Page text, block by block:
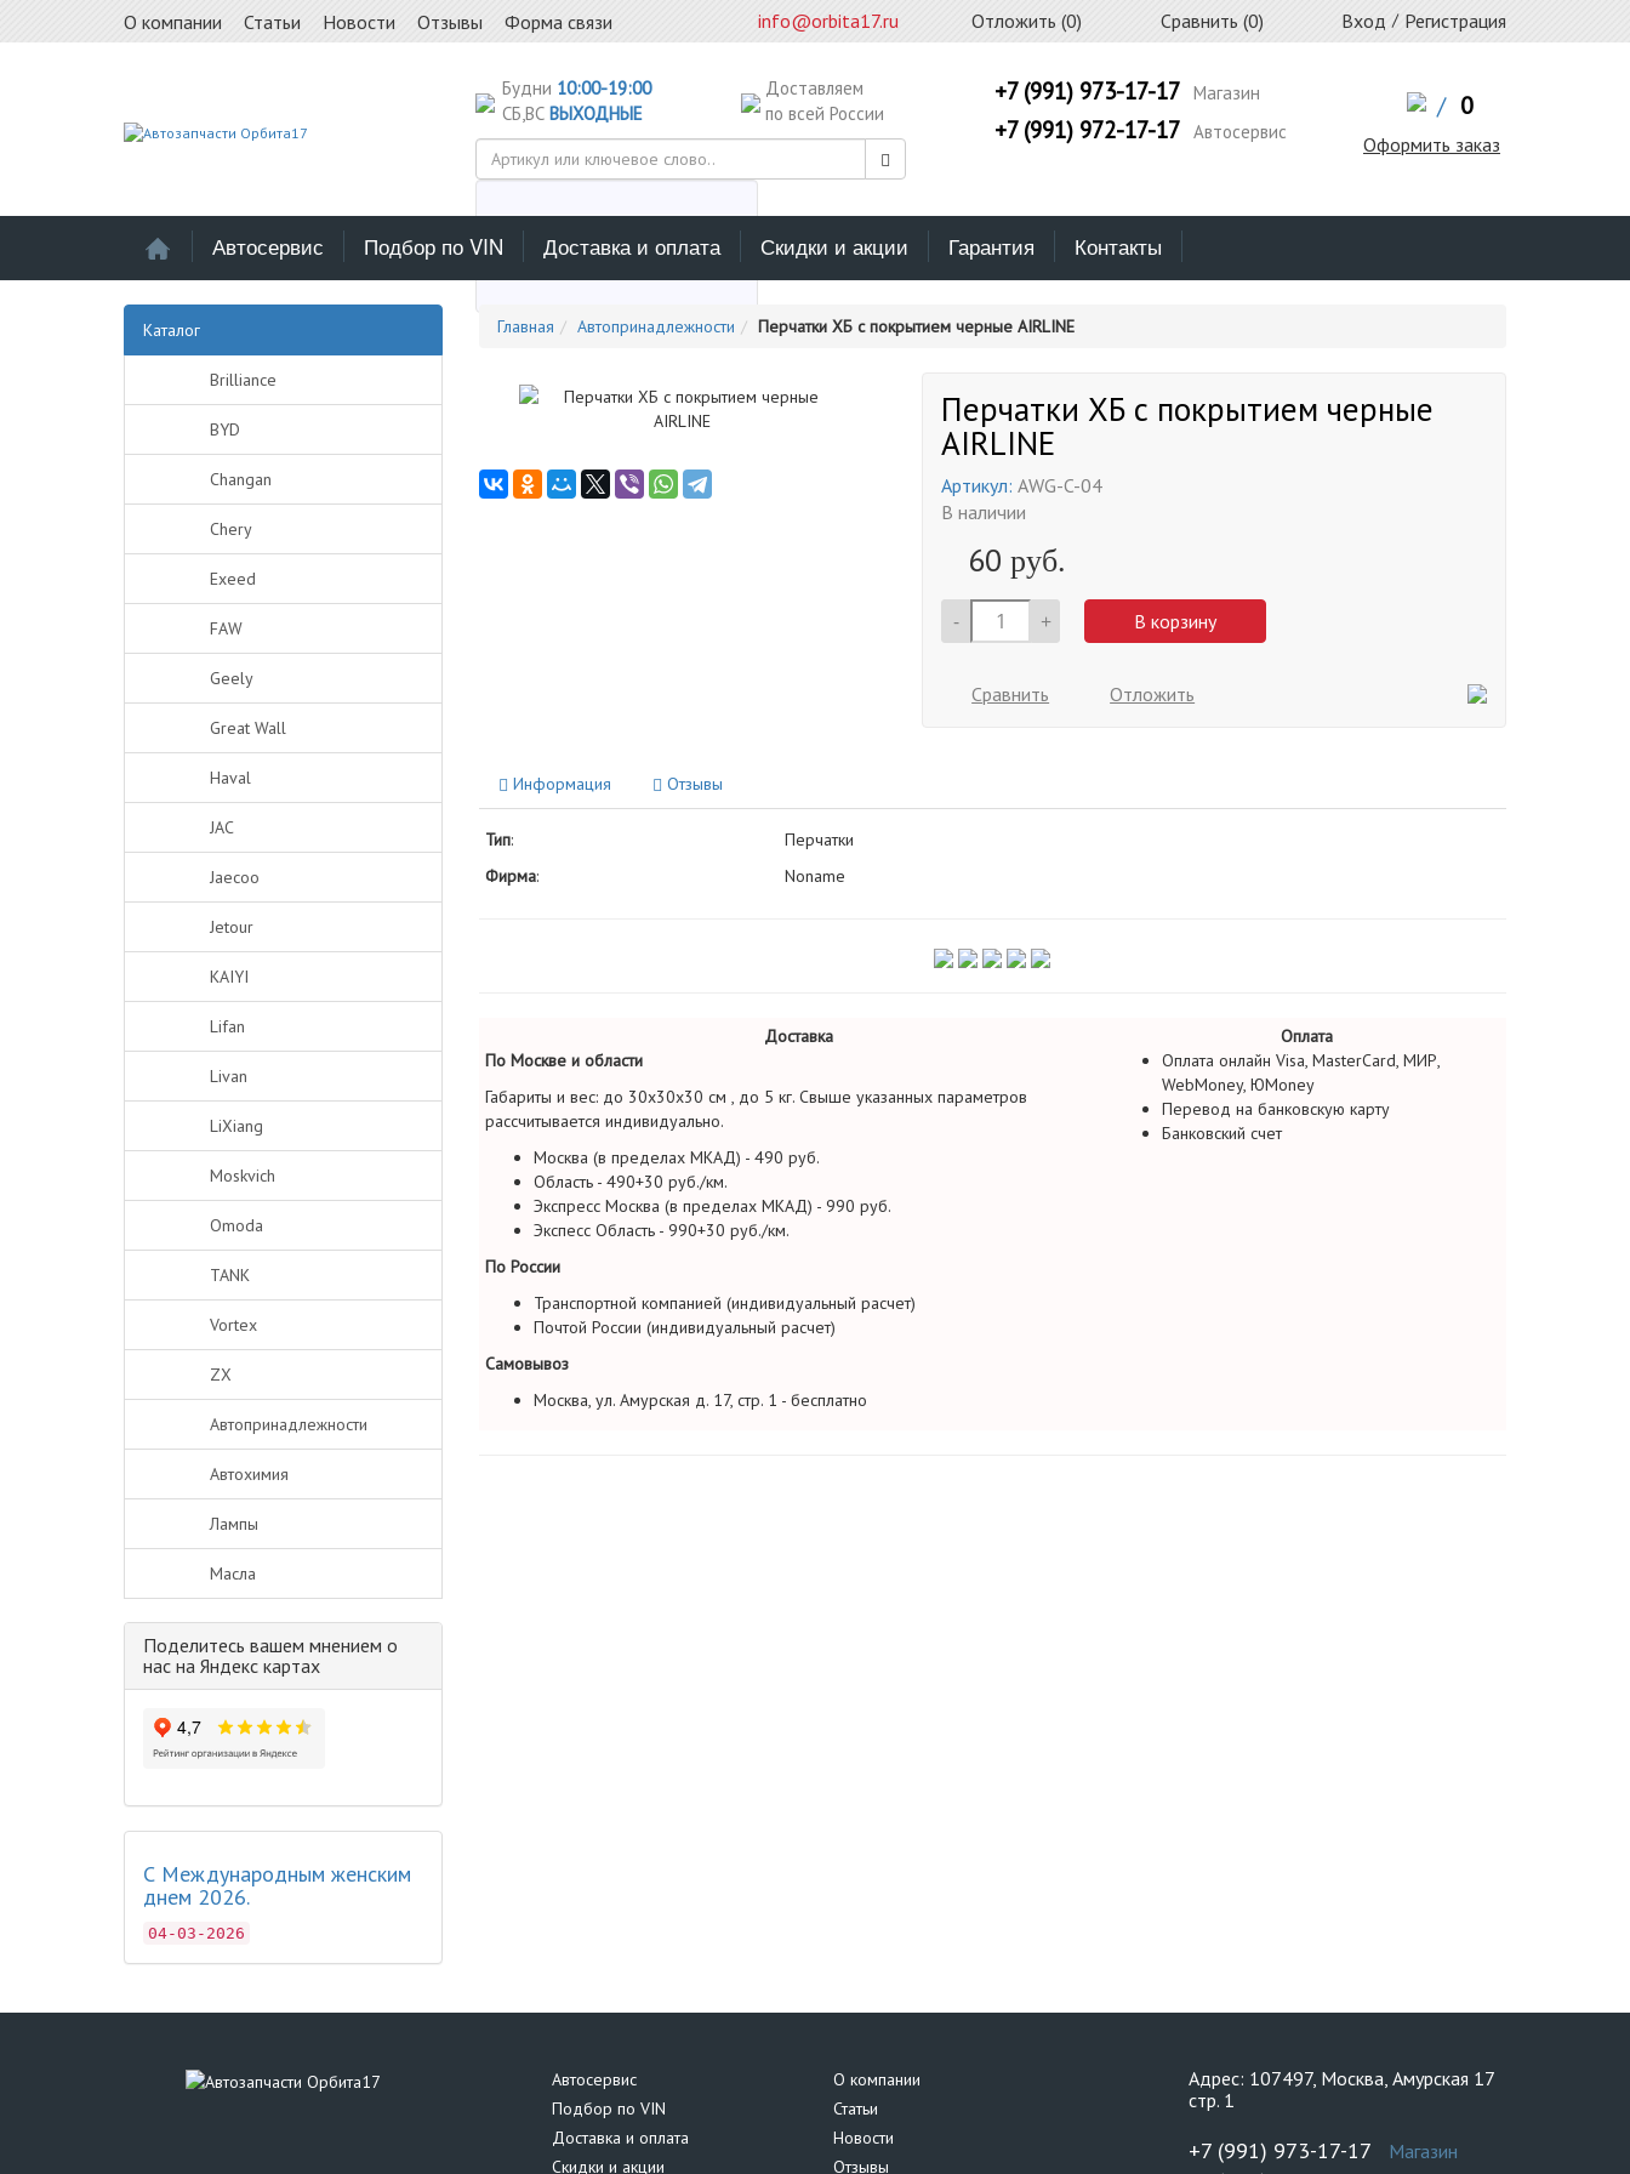
О компании Статьи Новости Отзывы Форма связи info@orbita17.ru Отложить (0) Сравнить (0) Вход / Регистрация
Будни 10:00-19:00
СБ,ВС ВЫХОДНЫЕ
Доставляем
по всей России
Выберите каталог поиска
+7 (991) 973-17-17 Магазин
+7 (991) 972-17-17 Автосервис
/ 0
Оформить заказ
Автосервис Подбор по VIN Доставка и оплата Скидки и акции Гарантия Контакты
Каталог
Brilliance
BYD
Changan
Chery
Exeed
FAW
Geely
Great Wall
Haval
JAC
Jaecoo
Jetour
KAIYI
Lifan
Livan
LiXiang
Moskvich
Omoda
TANK
Vortex
ZX
Автопринадлежности
Автохимия
Лампы
Масла
Поделитесь вашем мнением о
нас на Яндекс картах
С Международным женским
днем 2026.
04-03-2026
Главная Автопринадлежности Перчатки ХБ с покрытием черные AIRLINE
Перчатки ХБ с покрытием черные
AIRLINE
Артикул: AWG-C-04
В наличии
60 руб.
- + В корзину
Сравнить Отложить
Информация Отзывы
Тип:
Перчатки
Фирма: Noname
Доставка
Оплата
По Москве и области
Габариты и вес: до 30х30х30 см , до 5 кг. Свыше указанных параметров
рассчитывается индивидуально.
Москва (в пределах МКАД) - 490 руб.
Область - 490+30 руб./км.
Экспресс Москва (в пределах МКАД) - 990 руб.
Экспесс Область - 990+30 руб./км.
По России
Транспортной компанией (индивидуальный расчет)
Почтой России (индивидуальный расчет)
Самовывоз
Москва, ул. Амурская д. 17, стр. 1 - бесплатно
Оплата онлайн Visa, MasterCard, МИР,
WebMoney, ЮMoney
Перевод на банковскую карту
Банковский счет
Автосервис
Подбор по VIN
Доставка и оплата
Скидки и акции
О компании
Статьи
Новости
Отзывы
Адрес: 107497, Москва, Амурская 17
стр. 1
+7 (991) 973-17-17 Магазин